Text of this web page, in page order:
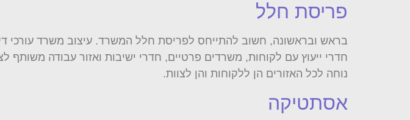
פריסת חלל
בראש ובראשונה, חשוב להתייחס לפריסת חלל המשרד. עיצוב משרד עורכי דין
חדרי ייעוץ עם לקוחות, משרדים פרטיים, חדרי ישיבות ואזור עבודה
נוחה לכל האזורים הן ללקוחות והן לצוות.
אסתטיקה